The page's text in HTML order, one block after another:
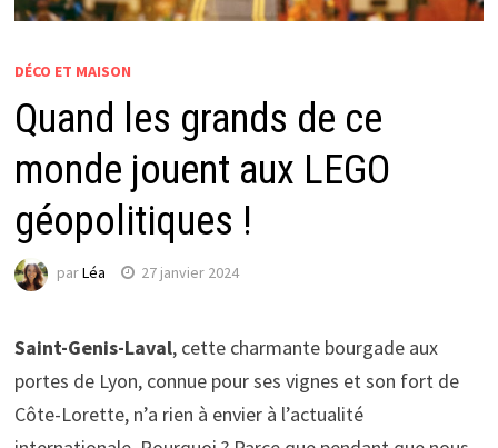
DÉCO ET MAISON
Quand les grands de ce
monde jouent aux LEGO
géopolitiques !
parLéa 27 janvier 2024
Saint-Genis-Laval, cette charmante bourgade aux
portes de Lyon, connue pour ses vignes et son fort de
Côte-Lorette, n’a rien à envier à l’actualité